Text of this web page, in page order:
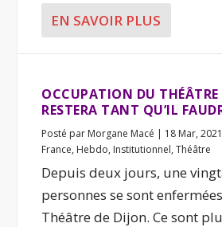
EN SAVOIR PLUS
OCCUPATION DU
RESTERA TANT QU’IL
Posté par Morgane Macé | 18 Mar, 2021
France, Hebdo, Institutionnel,Théâtre
Depuis deux jours, une
personnes se sont
Théâtre de Dijon. Ce sont